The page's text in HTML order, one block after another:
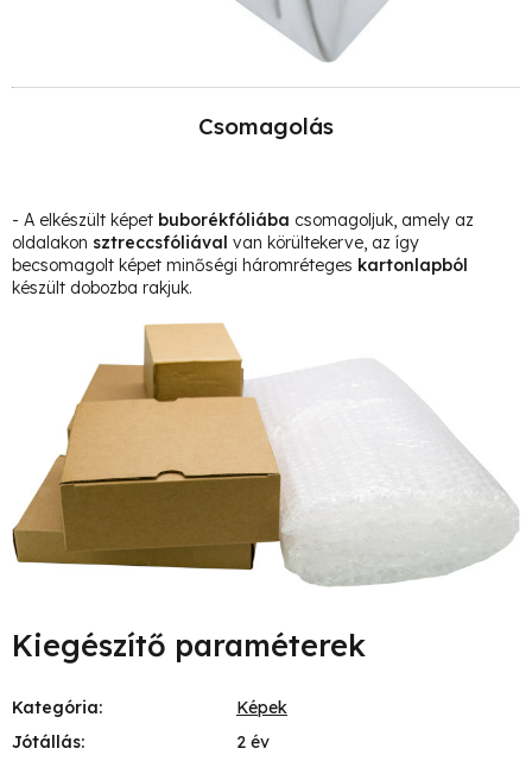
Csomagolás
- A elkészült képet buborékfóliába csomagoljuk, amely az
oldalakon sztreccsfóliával van körültekerve, az így
becsomagolt képet minőségi háromréteges kartonlapból
készült dobozba rakjuk.
Kiegészítő paraméterek
Kategória:
Képek
Jótállás:
2 év